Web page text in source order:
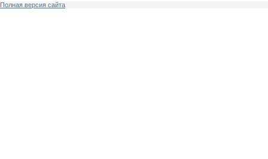
Полная версия сайта